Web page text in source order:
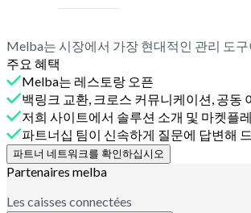
Melba는 시장에서 가장 현대적인 관리 도
주요 혜택
Melba는 레스토랑 오픈
백링크 교환, 크로스 커뮤니케이션, 공동
저희 사이트에서 솔루션 소개 및 마켓플
파트너십 팀이 신속하게 질문에 답변해
파트너 네트워크를 확인하십시오
Partenaires melba
Les caisses connectées